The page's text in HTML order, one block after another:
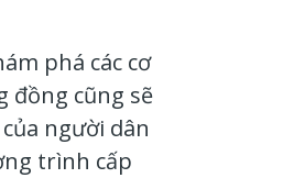
phá các cơ
đồng cũng sẽ
người dân
trình cấp